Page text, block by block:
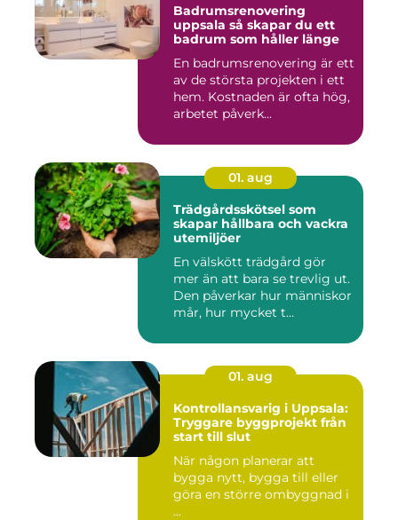
Badrumsrenovering
uppsala så skapar du ett
badrum som håller länge
En badrumsrenovering är ett
av de största projekten i ett
hem. Kostnaden är ofta hög,
arbetet påverk...
01. aug
Trädgårdsskötsel som
skapar hållbara och vackra
utemiljöer
En välskött trädgård gör
mer än att bara se trevlig ut.
Den påverkar hur människor
mår, hur mycket t...
01. aug
Kontrollansvarig i Uppsala:
Tryggare byggprojekt från
start till slut
När någon planerar att
bygga nytt, bygga till eller
göra en större ombyggnad i
...